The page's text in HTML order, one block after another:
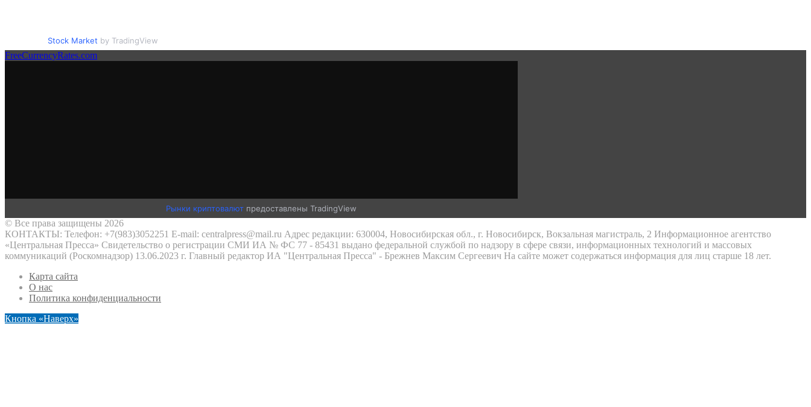
Stock Market by TradingView
FreeCurrencyRates.com
Рынки криптовалют предоставлены TradingView
© Все права защищены 2026
КОНТАКТЫ: Телефон: +7(983)3052251 E-mail: centralpress@mail.ru Адрес редакции: 630004, Новосибирская обл., г. Новосибирск, Вокзальная магистраль, 2 Информационное агентство
«Центральная Пресса» Свидетельство о регистрации СМИ ИА № ФС 77 - 85431 выдано федеральной службой по надзору в сфере связи, информационных технологий и массовых
коммуникаций (Роскомнадзор) 13.06.2023 г. Главный редактор ИА "Центральная Пресса" - Брежнев Максим Сергеевич На сайте может содержаться информация для лиц старше 18 лет.
Карта сайта
О нас
Политика конфиденциальности
Кнопка «Наверх»